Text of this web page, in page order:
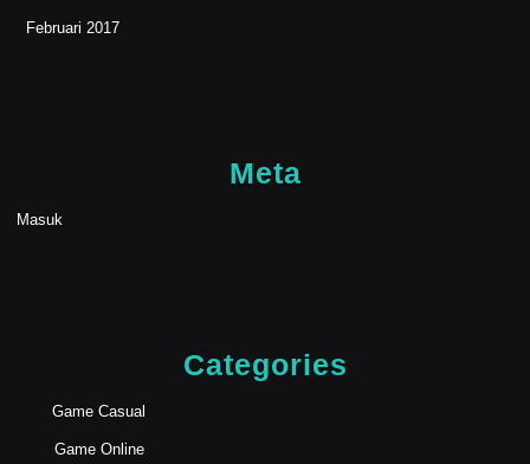
Februari 2017
Meta
Masuk
Categories
Game Casual
Game Online